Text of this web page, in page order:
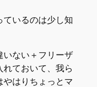
ているのは少し知
いない＋フリーザ
ておいて、我ら
やはりちょっとマ